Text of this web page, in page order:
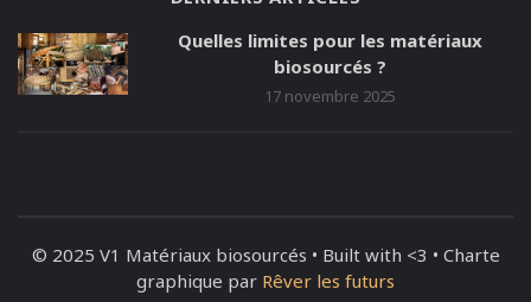
Quelles limites pour les matériaux
biosourcés ?
17 novembre 2025
© 2025 V1 Matériaux biosourcés • Built with <3 • Charte
graphique par Rêver les futurs